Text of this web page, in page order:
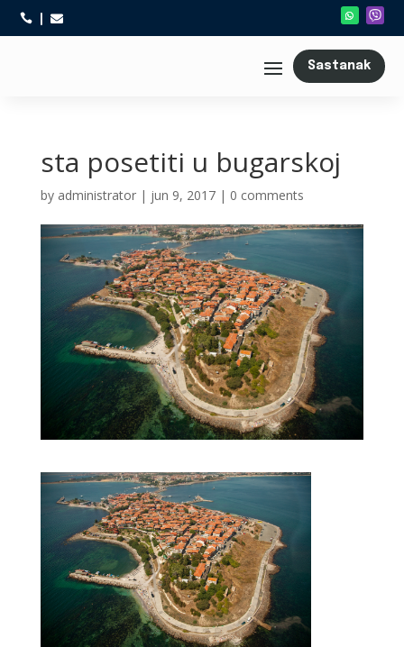
 
Sastanak
sta posetiti u bugarskoj
by administrator| jun 9, 2017| 0 comments